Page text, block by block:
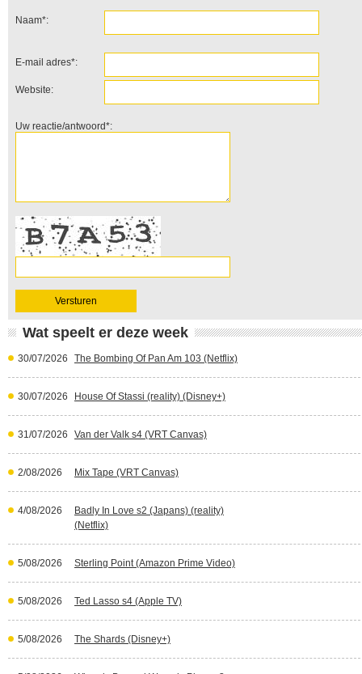
Naam*:
E-mail adres*:
Website:
Uw reactie/antwoord*:
Wat speelt er deze week
30/07/2026 The Bombing Of Pan Am 103 (Netflix)
30/07/2026 House Of Stassi (reality) (Disney+)
31/07/2026 Van der Valk s4 (VRT Canvas)
2/08/2026 Mix Tape (VRT Canvas)
4/08/2026
Badly In Love s2 (Japans) (reality)
(Netflix)
5/08/2026 Sterling Point (Amazon Prime Video)
5/08/2026 Ted Lasso s4 (Apple TV)
5/08/2026 The Shards (Disney+)